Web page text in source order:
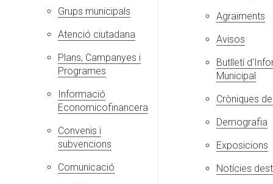
Grups municipals
Atenció ciutadana
Plans, Campanyes i
Programes
Informació
Economicofinancera
Convenis i
subvencions
Comunicació
Agraïments
Avisos
Butlletí
Municipal
Cròniques
Demografia
Exposicions
Notícies